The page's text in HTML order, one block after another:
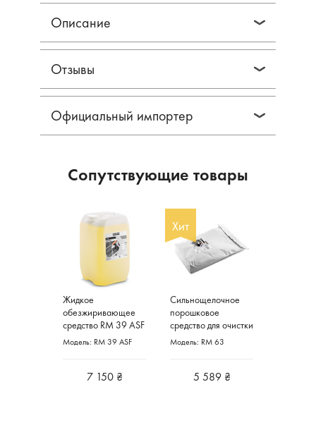
Описание
Отзывы
Официальный импортер
Сопутствующие товары
Жидкое
обезжиривающее
средство RM 39 ASF
20л. Karcher
Модель: RM 39 ASF
7 150 ₴
Хит
Сильнощелочное
порошковое
средство для очистки
делатей RM 63 20кг
Модель: RM 63
5 589 ₴